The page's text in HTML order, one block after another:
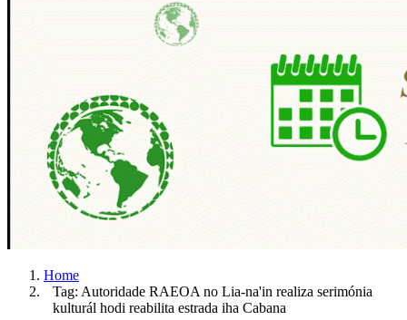
Home
Tag: Autoridade RAEOA no Lia-na'in realiza serimónia
kulturál hodi reabilita estrada iha Cabana